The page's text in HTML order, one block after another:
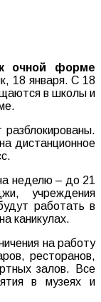
к очной форме
18 января. С 18
в школы и
дистанционное
неделю – до 21
учреждения
работать в
каникулах.
на работу
ресторанов,
залов. Все
в музеях и